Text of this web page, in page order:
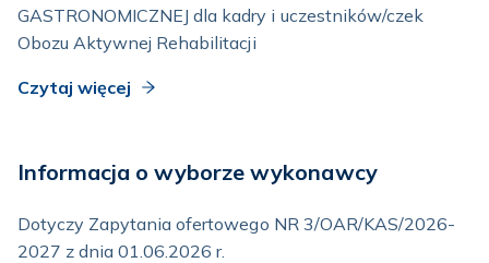
GASTRONOMICZNEJ dla kadry i uczestników/czek
Obozu Aktywnej Rehabilitacji
Czytaj więcej
Informacja o wyborze wykonawcy
Dotyczy Zapytania ofertowego NR 3/OAR/KAS/2026-
2027 z dnia 01.06.2026 r.